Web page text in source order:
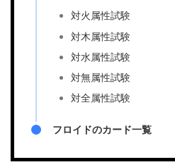
対火属性試験
対木属性試験
対水属性試験
対無属性試験
対全属性試験
フロイドのカード一覧